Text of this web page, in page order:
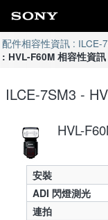
配件相容性資訊 : ILCE-
: HVL-F60M 相容性資訊
ILCE-7SM3 -
HVL-
安裝
ADI 閃燈測光
連拍